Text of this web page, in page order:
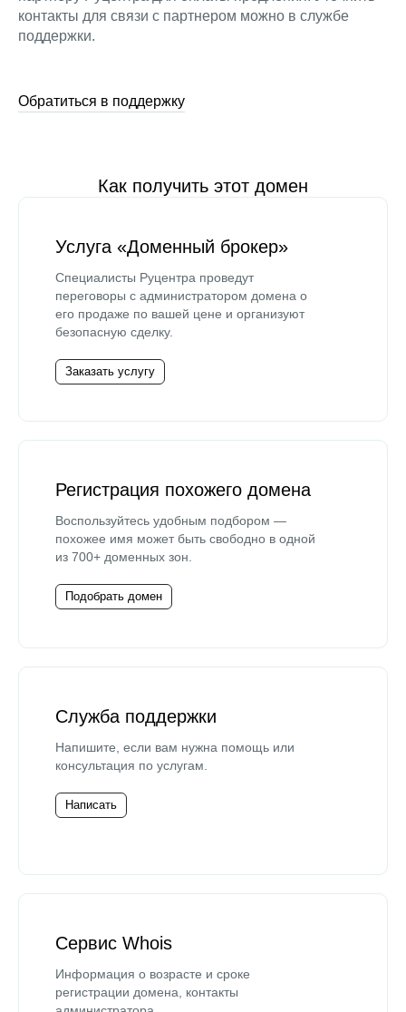
контакты для связи с партнером можно в службе
поддержки.
Обратиться в поддержку
Как получить этот домен
Услуга «Доменный брокер»
Специалисты Руцентра проведут
переговоры с администратором домена о
его продаже по вашей цене и организуют
безопасную сделку.
Заказать услугу
Регистрация похожего домена
Воспользуйтесь удобным подбором —
похожее имя может быть свободно в одной
из 700+ доменных зон.
Подобрать домен
Служба поддержки
Напишите, если вам нужна помощь или
консультация по услугам.
Написать
Сервис Whois
Информация о возрасте и сроке
регистрации домена, контакты